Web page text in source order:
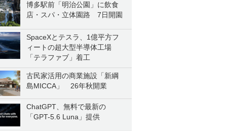
博多駅前「明治公園」に飲食
店・スパ・立体園路 7日開園
SpaceXとテスラ、1億平方フ
ィートの超大型半導体工場
「テラファブ」着工
古民家活用の商業施設「新綱
島MICCA」 26年秋開業
ChatGPT、無料で最新の
「GPT-5.6 Luna」提供